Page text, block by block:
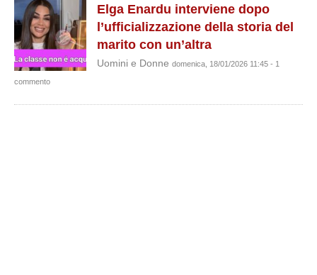
Elga Enardu interviene dopo
l’ufficializzazione della storia del
marito con un’altra
Uomini e Donne domenica, 18/01/2026 11:45 - 1
commento